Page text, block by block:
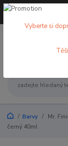
+420 773 998 582
Barvy
Mr.
černý 40ml
Vyberte si